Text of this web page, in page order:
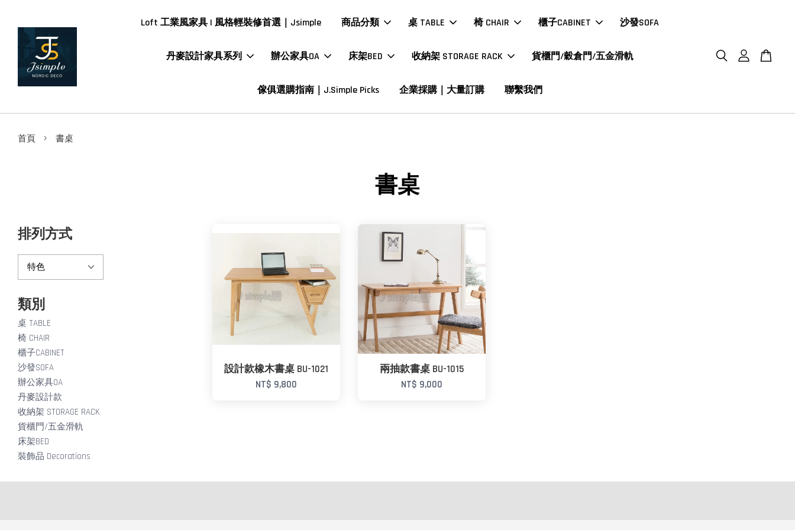
Loft 工業風家具 | 風格輕裝修首選｜Jsimple 商品分類 桌 TABLE 椅 CHAIR 櫃子CABINET 沙發SOFA
丹麥設計家具系列 辦公家具OA 床架BED 收納架 STORAGE RACK 貨櫃門/穀倉門/五金滑軌
傢俱選購指南｜J.Simple Picks 企業採購｜大量訂購 聯繫我們
首頁 › 書桌
書桌
排列方式
類別
桌 TABLE
椅 CHAIR
櫃子CABINET
沙發SOFA
辦公家具OA
丹麥設計款
收納架 STORAGE RACK
貨櫃門/五金滑軌
床架BED
裝飾品 Decorations
設計款橡木書桌 BU-1021
NT$ 9,800
兩抽款書桌 BU-1015
NT$ 9,000